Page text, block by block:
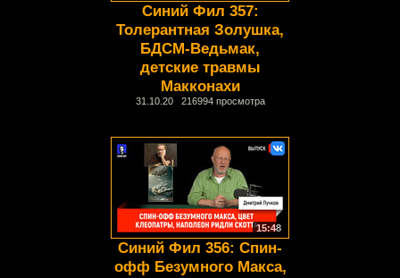
Синий Фил 357:
Толерантная Золушка,
БДСМ-Ведьмак,
детские травмы
Макконахи
31.10.20 216994 просмотра
15:48
Синий Фил 356: Спин-
офф Безумного Макса,